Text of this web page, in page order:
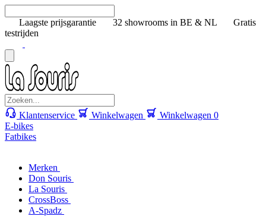
Laagste prijsgarantie 32 showrooms in BE & NL
Gratis
testrijden
Klantenservice Winkelwagen Winkelwagen 0
E-bikes
Fatbikes
Merken
Don Souris
La Souris
CrossBoss
A-Spadz